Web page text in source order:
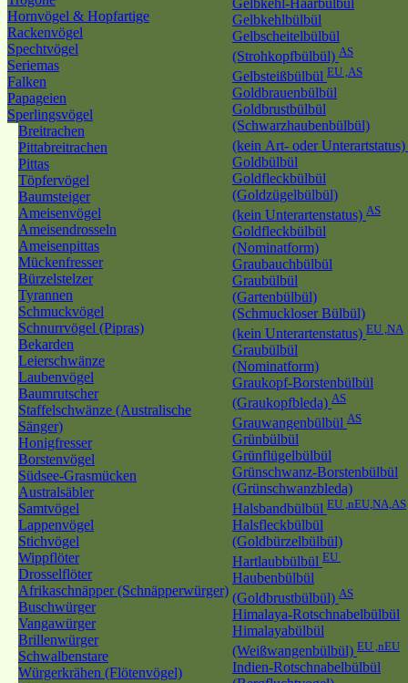
Hornvögel & Hopfartige
Rackenvögel
Spechtvögel
Seriemas
Falken
Papageien
Sperlingsvögel
Breitrachen
Pittabreitrachen
Pittas
Töpfervögel
Baumsteiger
Ameisenvögel
Ameisendrosseln
Ameisenpittas
Mückenfresser
Bürzelstelzer
Tyrannen
Schmuckvögel
Schnurrvögel (Pipras)
Bekarden
Leierschwänze
Laubenvögel
Baumrutscher
Staffelschwänze (Australische
Sänger)
Honigfresser
Borstenvögel
Südsee-Grasmücken
Australsäbler
Samtvögel
Lappenvögel
Stichvögel
Wippflöter
Drosselflöter
Afrikaschnäpper (Schnäpperwürger)
Buschwürger
Vangawürger
Brillenwürger
Schwalbenstare
Würgerkrähen (Flötenvögel)
Gelbkehl-Haarbülbül
Gelbkehlbülbül
Gelbscheitelbülbül
(Strohkopfbülbül) AS
Gelbsteißbülbül EU ,AS
Goldbrauenbülbül
Goldbrustbülbül
(Schwarzhaubenbülbül)
(kein Art- oder Unterartstatus)
Goldbülbül
Goldfleckbülbül
(Goldzügelbülbül)
(kein Unterartenstatus) AS
Goldfleckbülbül
(Nominatform)
Graubauchbülbül
Graubülbül
(Gartenbülbül)
(Schmuckloser Bülbül)
(kein Unterartenstatus) EU ,NA
Graubülbül
(Nominatform)
Graukopf-Borstenbülbül
(Graukopfbleda) AS
Grauwangenbülbül AS
Grünbülbül
Grünflügelbülbül
Grünschwanz-Borstenbülbül
(Grünschwanzbleda)
Halsbandbülbül EU ,nEU,NA,AS
Halsfleckbülbül
(Goldbürzelbülbül)
Hartlaubbülbül EU
Haubenbülbül
(Goldbrustbülbül) AS
Himalaya-Rotschnabelbülbül
Himalayabülbül
(Weißwangenbülbül) EU ,nEU
Indien-Rotschnabelbülbül